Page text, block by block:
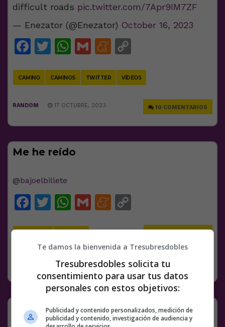
difficult roads pic.twitter.com/7Apr9IM7ZF
— Enezator (@Enezator) October 16, 2023
Facebook
Twitter
WhatsApp
GmailMeneame
CAMINO CAMINOS TWITTER VÍDEOS
10 COMENTARIOS
RANDOM 17 OCTUBRE, 2023
Me he reído
@bajoelbillete
Facebook
Twitter
WhatsApp
GmailMeneame
17 OCTUBRE, 2023
Spidermans
Te damos la bienvenida a Tresubresdobles
Tresubresdobles solicita tu
consentimiento para usar tus datos
personales con estos objetivos:
Publicidad y contenido personalizados, medición de
publicidad y contenido, investigación de audiencia y